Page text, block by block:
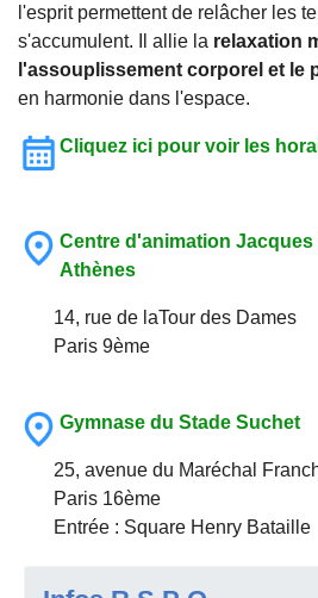
l'esprit permettent de relâcher les
s'accumulent. Il allie la relaxation
l'assouplissement corporel et le
en harmonie dans l'espace.
Cliquez ici pour voir les
Centre d'animation
Athènes
14, rue de laTour des Dames
Paris 9ème
Gymnase du Stade Suchet
25, avenue du Maréchal
Paris 16ème
Entrée : Square Henry Bataille